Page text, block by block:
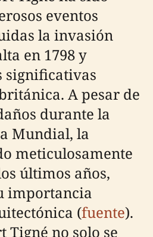
eventos
la invasión
en 1798 y
significativas
A pesar de
durante la
Mundial, la
meticulosamente
últimos años,
importancia
(fuente).
Tigné no solo se